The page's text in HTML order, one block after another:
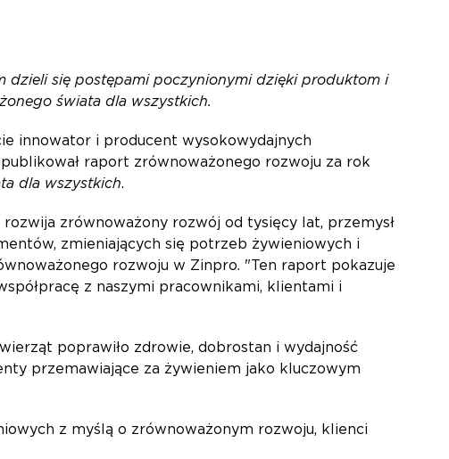
dzieli się postępami poczynionymi dzięki produktom i
świata dla wszystkich.
innowator i producent wysokowydajnych
raport zrównoważonego rozwoju za rok
dla wszystkich.
zrównoważony rozwój od tysięcy lat, przemysł
zmieniających się potrzeb żywieniowych i
rozwoju w Zinpro. "Ten raport pokazuje
z naszymi pracownikami, klientami i
poprawiło zdrowie, dobrostan i wydajność
przemawiające za żywieniem jako kluczowym
z myślą o zrównoważonym rozwoju, klienci